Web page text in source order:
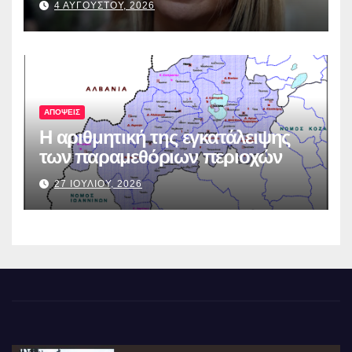
4 ΑΥΓΟΥΣΤΟΥ, 2026
ΑΠΟΨΕΙΣ
Η αριθμητική της εγκατάλειψης
των παραμεθόριων περιοχών
27 ΙΟΥΛΙΟΥ, 2026